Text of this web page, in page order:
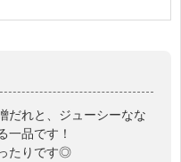
だれと、ジューシーなな
一品です！
たりです◎